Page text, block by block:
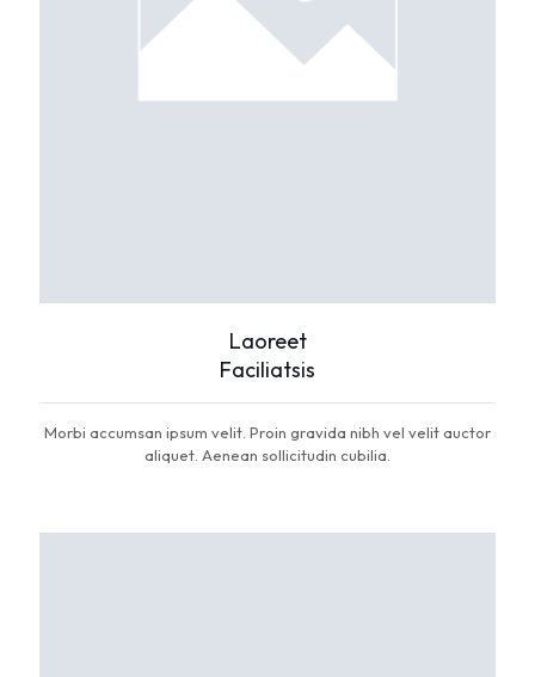
Laoreet
Faciliatsis
Morbi accumsan ipsum velit. Proin gravida nibh vel velit auctor
aliquet. Aenean sollicitudin cubilia.